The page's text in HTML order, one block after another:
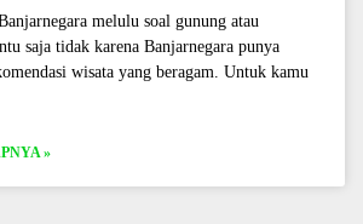
melulu soal gunung atau
saja tidak karena Banjarnegara punya
wisata yang beragam. Untuk kamu
»